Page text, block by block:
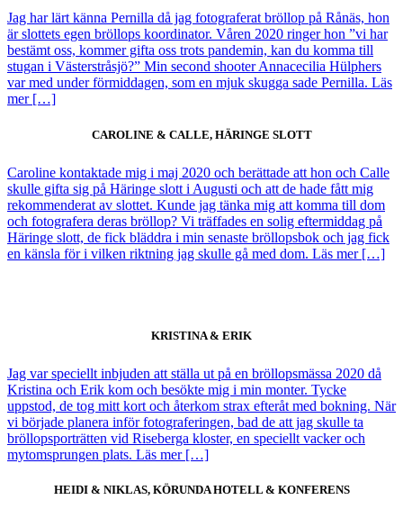
Jag har lärt känna Pernilla då jag fotograferat bröllop på Rånäs, hon
är slottets egen bröllops koordinator. Våren 2020 ringer hon ”vi har
bestämt oss, kommer gifta oss trots pandemin, kan du komma till
stugan i Västerstråsjö?” Min second shooter Annacecilia Hülphers
var med under förmiddagen, som en mjuk skugga sade Pernilla. Läs
mer […]
CAROLINE & CALLE, HÄRINGE SLOTT
Caroline kontaktade mig i maj 2020 och berättade att hon och Calle
skulle gifta sig på Häringe slott i Augusti och att de hade fått mig
rekommenderat av slottet. Kunde jag tänka mig att komma till dom
och fotografera deras bröllop? Vi träffades en solig eftermiddag på
Häringe slott, de fick bläddra i min senaste bröllopsbok och jag fick
en känsla för i vilken riktning jag skulle gå med dom. Läs mer […]
KRISTINA & ERIK
Jag var speciellt inbjuden att ställa ut på en bröllopsmässa 2020 då
Kristina och Erik kom och besökte mig i min monter. Tycke
uppstod, de tog mitt kort och återkom strax efteråt med bokning. När
vi började planera inför fotograferingen, bad de att jag skulle ta
bröllopsporträtten vid Riseberga kloster, en speciellt vacker och
mytomsprungen plats. Läs mer […]
HEIDI & NIKLAS, KÖRUNDA HOTELL & KONFERENS